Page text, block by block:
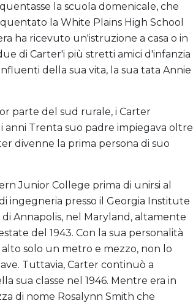
la scuola domenicale, che
la White Plains High School
ha ricevuto un'istruzione a casa o in
di Carter'i più stretti amici d'infanzia
della sua vita, la sua tata Annie
parte del sud rurale, i Carter
anni Trenta suo padre impiegava oltre
divenne la prima persona di suo
Junior College prima di unirsi al
ingegneria presso il Georgia Institute
Annapolis, nel Maryland, altamente
del 1943. Con la sua personalità
alto solo un metro e mezzo, non lo
Tuttavia, Carter continuò a
sua classe nel 1946. Mentre era in
di nome Rosalynn Smith che